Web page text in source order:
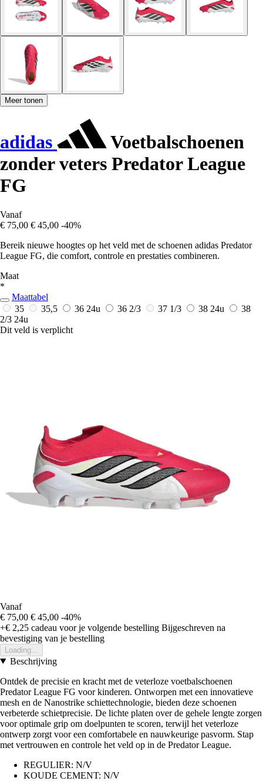
Meer tonen
adidas
Voetbalschoenen
zonder veters Predator League
FG
Vanaf
€ 75,00 € 45,00 -40%
Bereik nieuwe hoogtes op het veld met de schoenen adidas Predator
League FG, die comfort, controle en prestaties combineren.
Maat
*
Maattabel
35
35,5 36 24u 36 2/3 37 1/3 38 24u
38
2/3 24u
Dit veld is verplicht
Vanaf
€ 75,00 € 45,00 -40%
+€ 2,25 cadeau voor je volgende bestelling Bijgeschreven na
bevestiging van je bestelling
Loading...
Beschrijving
Ontdek de precisie en kracht met de veterloze voetbalschoenen
Predator League FG voor kinderen. Ontworpen met een innovatieve
mesh en de Nanostrike schiettechnologie, bieden deze schoenen
verbeterde schietprecisie. De lichte platen over de gehele lengte zorgen
voor optimale grip om doelpunten te scoren, terwijl het veterloze
ontwerp zorgt voor een comfortabele en nauwkeurige pasvorm. Stap
met vertrouwen en controle het veld op in de Predator League.
REGULIER: N/V
KOUDE CEMENT: N/V